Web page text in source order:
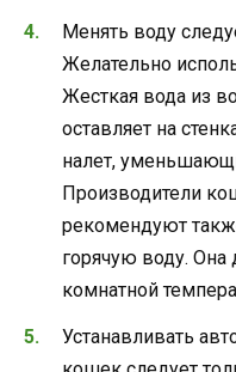
Менять воду
Желательно
Жесткая вода из
оставляет на
налет,
Производители
рекомендуют
горячую воду.
комнатной
Устанавливать